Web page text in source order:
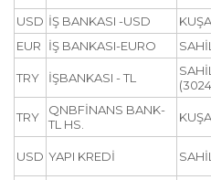
USD İŞ BANKASI -USD
EUR
İŞ BANKASI-EURO
TRY İŞBANKASI - TL
TRY
QNBFİNANS BANK-
TL HS.
USD YAPI KREDİ